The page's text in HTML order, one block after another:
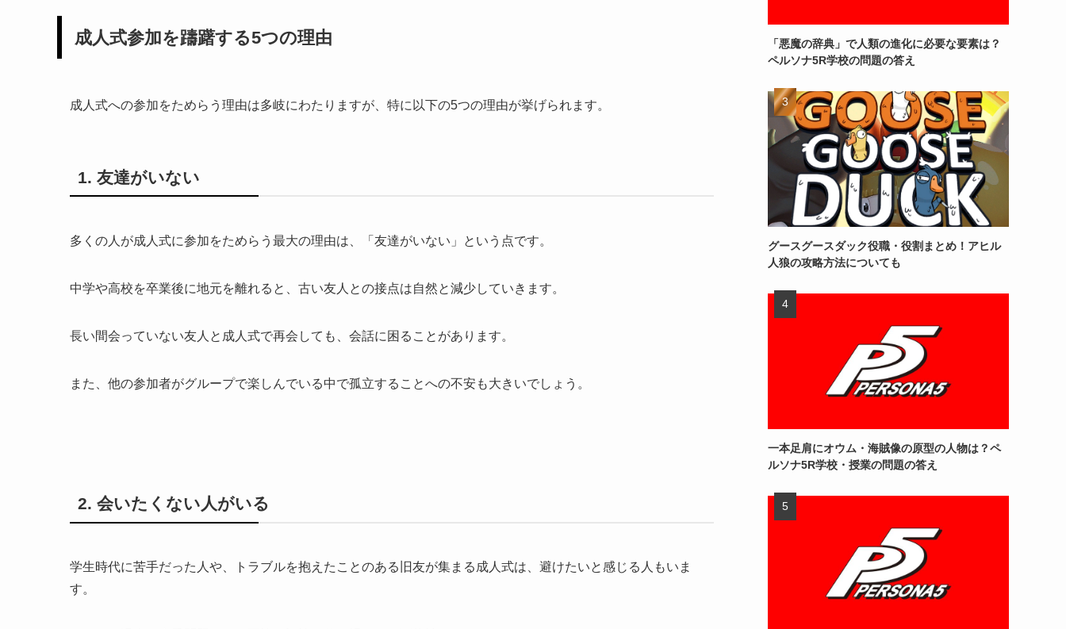
成人式参加を躊躇する5つの理由
成人式への参加をためらう理由は多岐にわたりますが、特に以下の5つの理由が挙げられます。
1. 友達がいない
多くの人が成人式に参加をためらう最大の理由は、「友達がいない」という点です。
中学や高校を卒業後に地元を離れると、古い友人との接点は自然と減少していきます。
長い間会っていない友人と成人式で再会しても、会話に困ることがあります。
また、他の参加者がグループで楽しんでいる中で孤立することへの不安も大きいでしょう。
2. 会いたくない人がいる
学生時代に苦手だった人や、トラブルを抱えたことのある旧友が集まる成人式は、避けたいと感じる人もいま
す。
「悪魔の辞典」で人類の進化に必要な要素は？
ペルソナ5R学校の問題の答え
グースグースダック役職・役割まとめ！アヒル
人狼の攻略方法についても
一本足肩にオウム・海賊像の原型の人物は？ペ
ルソナ5R学校・授業の問題の答え